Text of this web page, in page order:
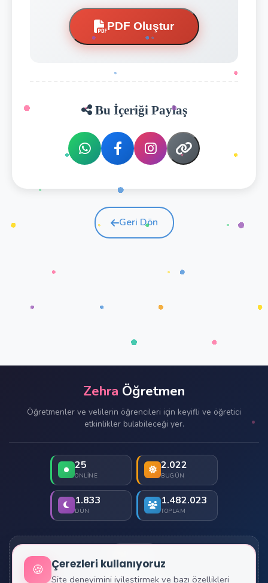
PDF Oluştur
Bu İçeriği Paylaş
Geri Dön
Zehra Öğretmen
Öğretmenler ve velilerin öğrencileri için keyifli ve öğretici
etkinlikler bulabileceği yer.
25
ONLINE
2.022
BUGÜN
1.833
DÜN
1.482.023
TOPLAM
Hakkımızda
🍪 Çerezleri kullanıyoruz
Site deneyimini iyileştirmek ve bazı özellikleri